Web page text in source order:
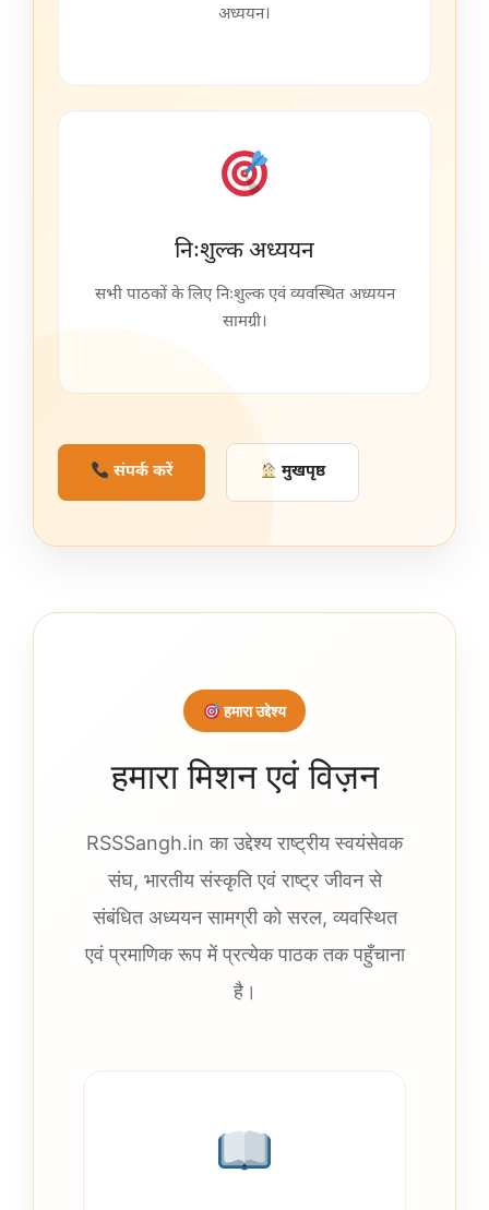
अध्ययन।
निःशुल्क अध्ययन
सभी पाठकों के लिए निःशुल्क एवं व्यवस्थित अध्ययन
सामग्री।
संपर्क करें मुखपृष्ठ
हमारा उद्देश्य
हमारा मिशन एवं विज़न
RSSSangh.in का उद्देश्य राष्ट्रीय स्वयंसेवक
संघ, भारतीय संस्कृति एवं राष्ट्र जीवन से
संबंधित अध्ययन सामग्री को सरल, व्यवस्थित
एवं प्रमाणिक रूप में प्रत्येक पाठक तक पहुँचाना
है।